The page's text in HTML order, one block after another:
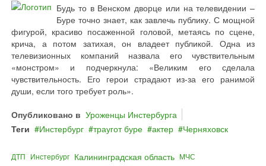
Будь то в Венском дворце или на телевидении –
Буре точно знает, как завлечь публику. С мощной
фигурой, красиво посаженной головой, метаясь по сцене,
крича, а потом затихая, он владеет публикой. Одна из
телевизионных компаний назвала его чувствительным
«монстром» и подчеркнула: «Великим его сделала
чувствительность. Его герои страдают из-за его ранимой
души, если того требует роль».
Опубликовано в Уроженцы Инстербурга
Теги
Инстербург траугот буре актер Черняховск
ДТП Инстербург Калининградская область МЧС